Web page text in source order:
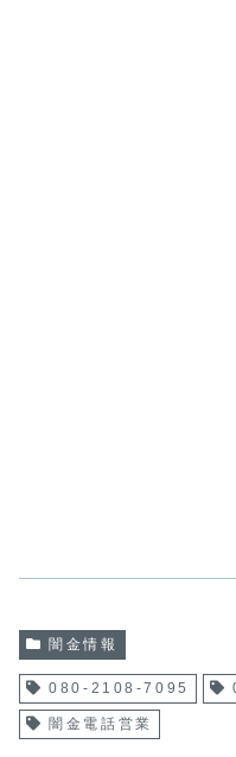
闇金情報
080-2108-7095
闇金電話営業